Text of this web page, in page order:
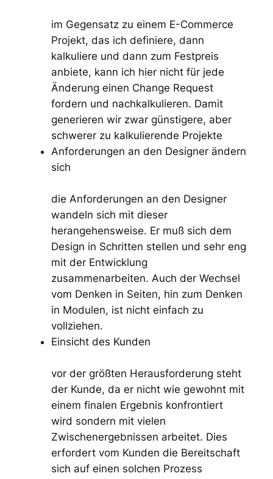
im Gegensatz zu einem E-Commerce
Projekt, das ich definiere, dann
kalkuliere und dann zum Festpreis
anbiete, kann ich hier nicht für jede
Änderung einen Change Request
fordern und nachkalkulieren. Damit
generieren wir zwar günstigere, aber
schwerer zu kalkulierende Projekte
Anforderungen an den Designer ändern
sich
die Anforderungen an den Designer
wandeln sich mit dieser
herangehensweise. Er muß sich dem
Design in Schritten stellen und sehr eng
mit der Entwicklung
zusammenarbeiten. Auch der Wechsel
vom Denken in Seiten, hin zum Denken
in Modulen, ist nicht einfach zu
vollziehen.
Einsicht des Kunden
vor der größten Herausforderung steht
der Kunde, da er nicht wie gewohnt mit
einem finalen Ergebnis konfrontiert
wird sondern mit vielen
Zwischenergebnissen arbeitet. Dies
erfordert vom Kunden die Bereitschaft
sich auf einen solchen Prozess